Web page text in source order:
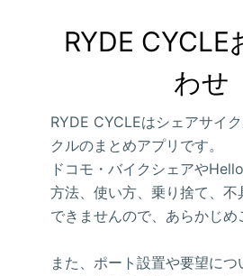
RYDE CYCLE
わせ
RYDE CYCLEはシェアサイ
クルのまとめアプリです。
ドコモ・バイクシェアや
方法、使い方、乗り捨て、不
できませんので、あらかじめ
また、ポート設置や要望に